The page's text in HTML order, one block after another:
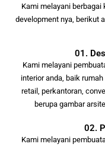
Kami melayani
development nya, berikut
01.
Kami melayani
interior anda, baik
retail, perkantoran,
berupa gambar
02.
Kami melayani